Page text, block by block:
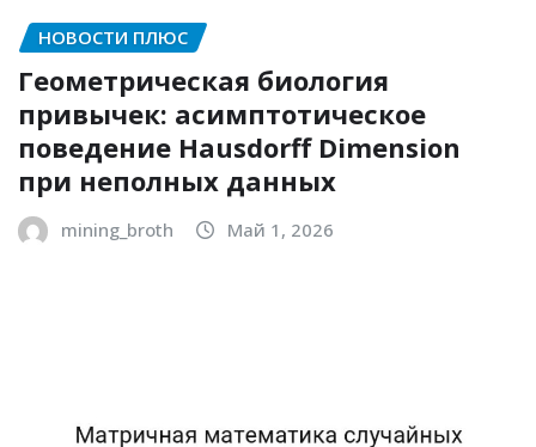
НОВОСТИ ПЛЮС
Геометрическая биология
привычек: асимптотическое
поведение Hausdorff Dimension
при неполных данных
mining_broth Май 1, 2026